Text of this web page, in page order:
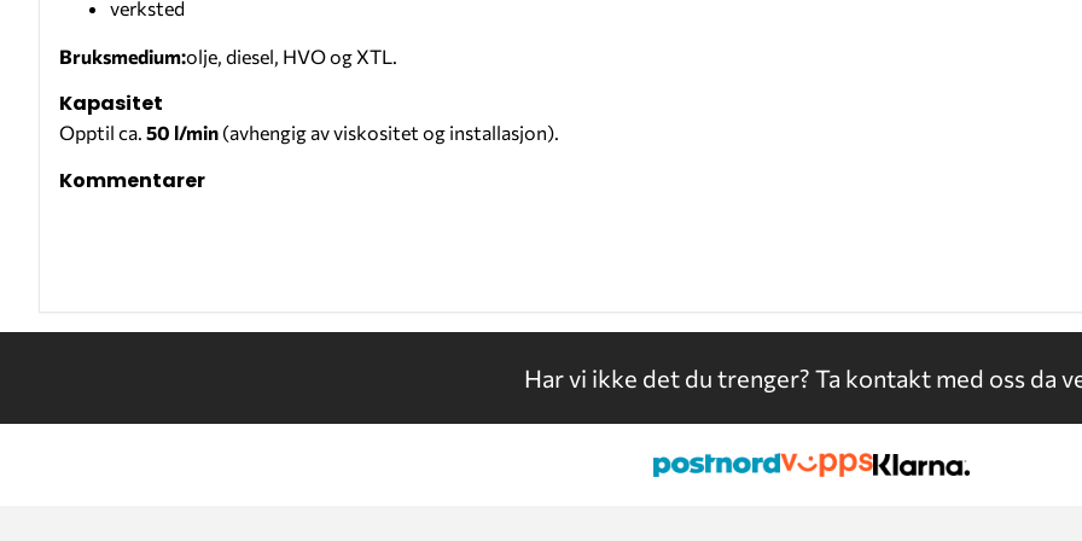
verksted
Bruksmedium:olje, diesel, HVO og XTL.
Kapasitet
Opptil ca. 50 l/min (avhengig av viskositet og installasjon).
Kommentarer
Har vi ikke det du trenger? Ta kontakt med oss da